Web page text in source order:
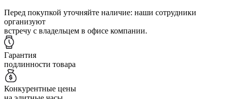
Перед покупкой уточняйте наличие: наши сотрудники
организуют
встречу с владельцем в офисе компании.
Гарантия
подлинности товара
Конкурентные цены